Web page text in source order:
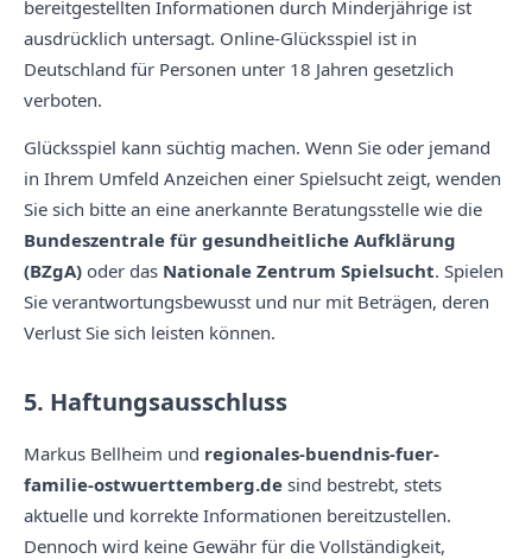
bereitgestellten Informationen durch Minderjährige ist
ausdrücklich untersagt. Online-Glücksspiel ist in
Deutschland für Personen unter 18 Jahren gesetzlich
verboten.
Glücksspiel kann süchtig machen. Wenn Sie oder jemand
in Ihrem Umfeld Anzeichen einer Spielsucht zeigt, wenden
Sie sich bitte an eine anerkannte Beratungsstelle wie die
Bundeszentrale für gesundheitliche Aufklärung
(BZgA) oder das Nationale Zentrum Spielsucht. Spielen
Sie verantwortungsbewusst und nur mit Beträgen, deren
Verlust Sie sich leisten können.
5. Haftungsausschluss
Markus Bellheim und regionales-buendnis-fuer-
familie-ostwuerttemberg.de sind bestrebt, stets
aktuelle und korrekte Informationen bereitzustellen.
Dennoch wird keine Gewähr für die Vollständigkeit,